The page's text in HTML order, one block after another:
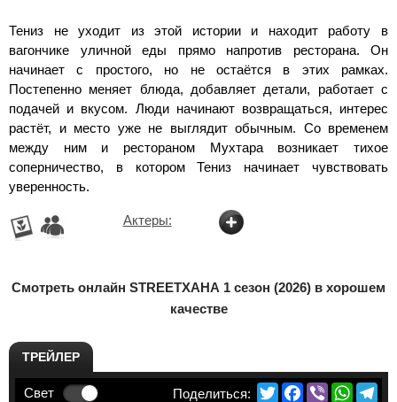
Тениз не уходит из этой истории и находит работу в
вагончике уличной еды прямо напротив ресторана. Он
начинает с простого, но не остаётся в этих рамках.
Постепенно меняет блюда, добавляет детали, работает с
подачей и вкусом. Люди начинают возвращаться, интерес
растёт, и место уже не выглядит обычным. Со временем
между ним и рестораном Мухтара возникает тихое
соперничество, в котором Тениз начинает чувствовать
уверенность.
Актеры:
Смотреть онлайн STREETХАНА 1 сезон (2026) в хорошем
качестве
ТРЕЙЛЕР
Свет TwitterFacebook
Viber